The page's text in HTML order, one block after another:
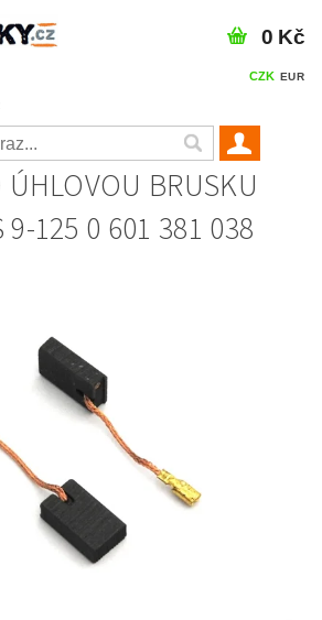
CZK EUR
0 Kč
BRUSKU
9-125 0 601 381 038